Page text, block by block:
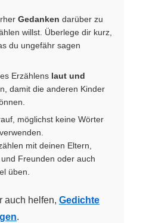
Gedanken darüber zu
willst. Überlege dir kurz,
du ungefähr sagen
Erzählens laut und
damit die anderen Kinder
möglichst keine Wörter
mit deinen Eltern,
Freunden oder auch
üben.
auch helfen, Gedichte
.